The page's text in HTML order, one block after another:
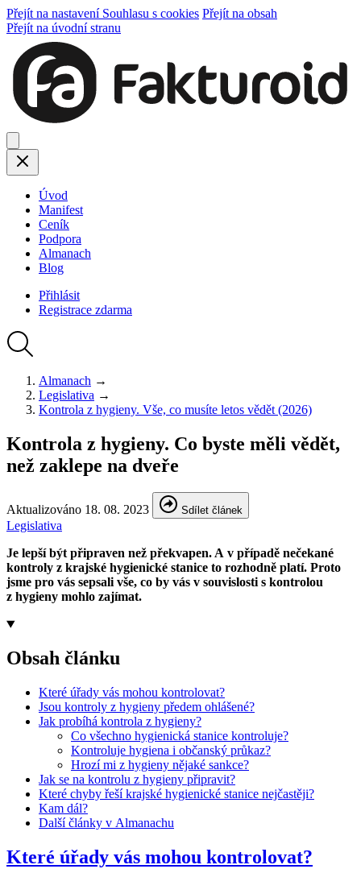
Přejít na nastavení Souhlasu s cookies Přejít na obsah
Přejít na úvodní stranu
Úvod
Manifest
Ceník
Podpora
Almanach
Blog
Přihlásit
Registrace zdarma
Almanach →
Legislativa →
Kontrola z hygieny. Vše, co musíte letos vědět (2026)
Kontrola z hygieny. Co byste měli vědět,
než zaklepe na dveře
Aktualizováno 18. 08. 2023 Sdílet článek
Legislativa
Je lepší být připraven než překvapen. A v případě nečekané
kontroly z krajské hygienické stanice to rozhodně platí. Proto
jsme pro vás sepsali vše, co by vás v souvislosti s kontrolou
z hygieny mohlo zajímat.
Obsah článku
Které úřady vás mohou kontrolovat?
Jsou kontroly z hygieny předem ohlášené?
Jak probíhá kontrola z hygieny?
Co všechno hygienická stanice kontroluje?
Kontroluje hygiena i občanský průkaz?
Hrozí mi z hygieny nějaké sankce?
Jak se na kontrolu z hygieny připravit?
Které chyby řeší krajské hygienické stanice nejčastěji?
Kam dál?
Další články v Almanachu
Které úřady vás mohou kontrolovat?